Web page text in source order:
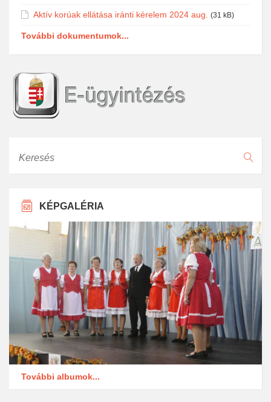
Aktív korúak ellátása iránti kérelem 2024 aug. (31 kB)
További dokumentumok...
KÉPGALÉRIA
További albumok...